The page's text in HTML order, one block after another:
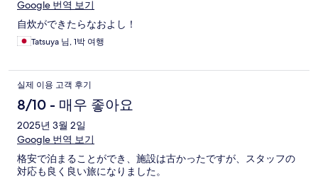
Google 번역 보기
自炊ができたらなおよし！
Tatsuya 님, 1박 여행
실제 이용 고객 후기
8/10 - 매우 좋아요
2025년 3월 2일
Google 번역 보기
格安で泊まることができ、施設は古かったですが、スタッフの
対応も良く良い旅になりました。